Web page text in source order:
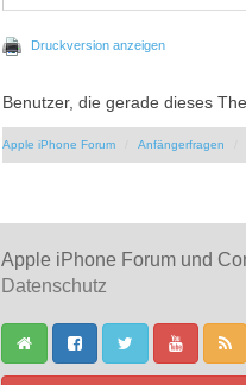
Druckversion anzeigen
Benutzer, die gerade dieses
Apple iPhone Forum Anfängerfragen
Apple iPhone Forum und
Datenschutz